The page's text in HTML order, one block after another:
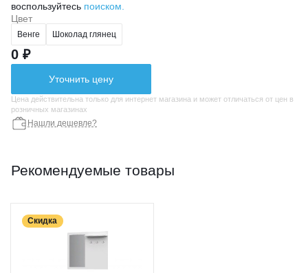
воспользуйтесь поиском.
Цвет
Венге Шоколад глянец
0 ₽
Уточнить цену
Цена действительна только для интернет магазина и может отличаться от цен в
розничных магазинах
Нашли дешевле?
Рекомендуемые товары
Скидка